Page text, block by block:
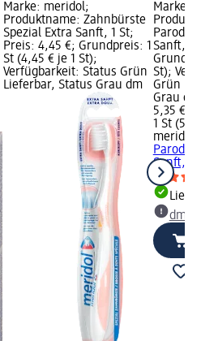
Marke: meridol;
Produktname: Zahnbürste
Spezial Extra Sanft, 1 St;
Preis: 4,45 €; Grundpreis: 1
St (4,45 € je 1 St);
Verfügbarkeit: Status Grün
Lieferbar, Status Grau dm
Marke:
Sanft, 1
St);
Grün
Grau
5,35 €
1 St
meridol
Sanft, 1
dm